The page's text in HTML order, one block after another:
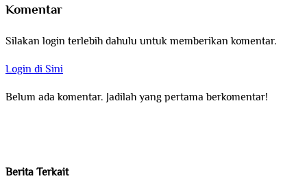
Komentar
Silakan login terlebih dahulu untuk memberikan komentar.
Login di Sini
Belum ada komentar. Jadilah yang pertama berkomentar!
Berita Terkait